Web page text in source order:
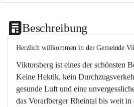
Beschreibung
Herzlich willkommen in der Gemeinde
Viktorsberg ist eines der schönsten
Keine Hektik, kein
gesunde Luft und eine
das Vorarlberger Rheintal bis weit